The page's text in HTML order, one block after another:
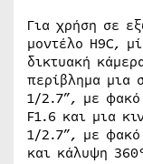
Για χρήση σε
μοντέλο H9C,
δικτυακή
περίβλημα μια
1/2.7”, με
F1.6 και μια
1/2.7”, με
και κάλυψη